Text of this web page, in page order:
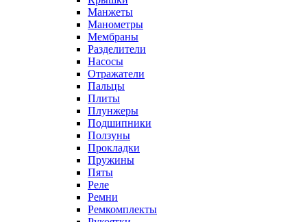
Манжеты
Манометры
Мембраны
Разделители
Насосы
Отражатели
Пальцы
Плиты
Плунжеры
Подшипники
Ползуны
Прокладки
Пружины
Пяты
Реле
Ремни
Ремкомплекты